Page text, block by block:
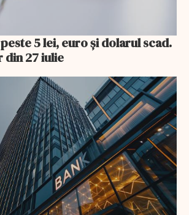
5 lei, euro și dolarul scad.
din 27 iulie